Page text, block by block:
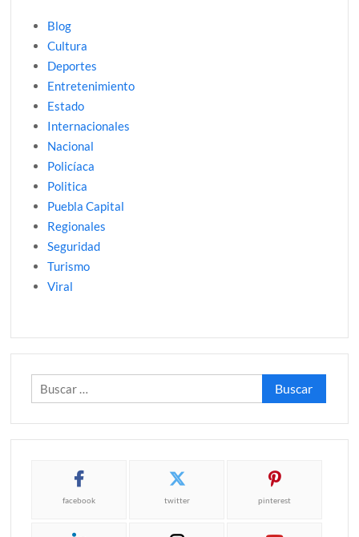
Blog
Cultura
Deportes
Entretenimiento
Estado
Internacionales
Nacional
Policíaca
Politica
Puebla Capital
Regionales
Seguridad
Turismo
Viral
Buscar:
facebook twitter pinterest